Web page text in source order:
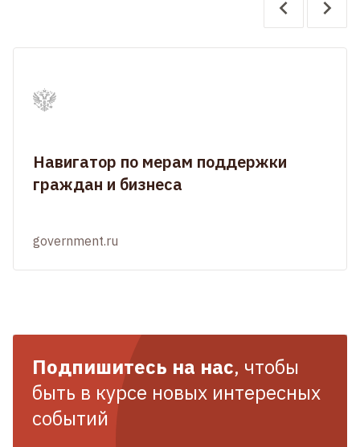
Навигатор по мерам поддержки
граждан и бизнеса
government.ru
Подпишитесь на нас, чтобы
быть в курсе новых интересных
событий